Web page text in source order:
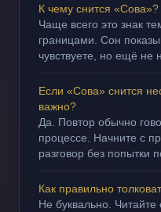
К чему снится «Сова»?
Чаще всего это знак
границами. Сон
чувствуете, но ещё не
Если «Сова» снится
важно?
Да. Повтор обычно
процессе. Начните с
разговор без попытки
Как правильно
Не буквально. Читайте